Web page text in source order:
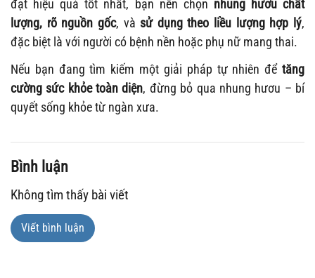
đạt hiệu quả tốt nhất, bạn nên chọn nhung hươu chất
lượng, rõ nguồn gốc, và sử dụng theo liều lượng hợp lý,
đặc biệt là với người có bệnh nền hoặc phụ nữ mang thai.
Nếu bạn đang tìm kiếm một giải pháp tự nhiên để tăng
cường sức khỏe toàn diện, đừng bỏ qua nhung hươu – bí
quyết sống khỏe từ ngàn xưa.
Bình luận
Không tìm thấy bài viết
Viết bình luận